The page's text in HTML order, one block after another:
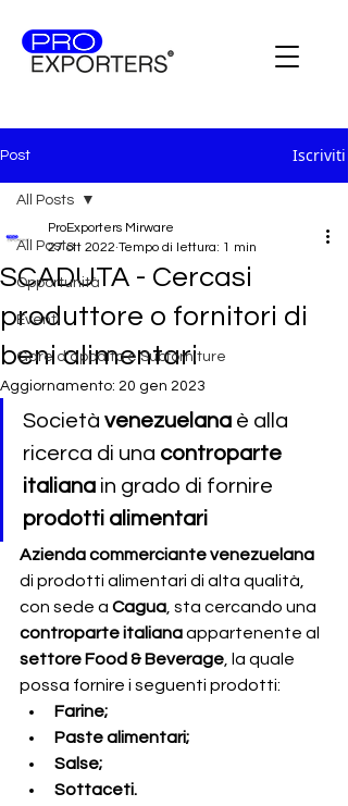
Post Iscriviti
All Posts
Opportunità
Eventi
Gare d'appalto e Subforniture
All Posts
SCADUTA - Cercasi
produttore o fornitori di
beni alimentari
ProExporters Mirware
27 ott 2022 Tempo di lettura: 1 min
Aggiornamento: 20 gen 2023
Società venezuelana è alla
ricerca di una controparte
italiana in grado di fornire
prodotti alimentari
Azienda commerciante venezuelana
di prodotti alimentari di alta qualità,
con sede a Cagua , sta cercando una
controparte italiana appartenente al
settore Food & Beverage , la quale
possa fornire i seguenti prodotti:
Farine;
Paste alimentari;
Salse;
Sottaceti.